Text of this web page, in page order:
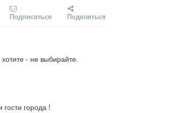
Подписаться Поделиться
- не выбирайте.
города !